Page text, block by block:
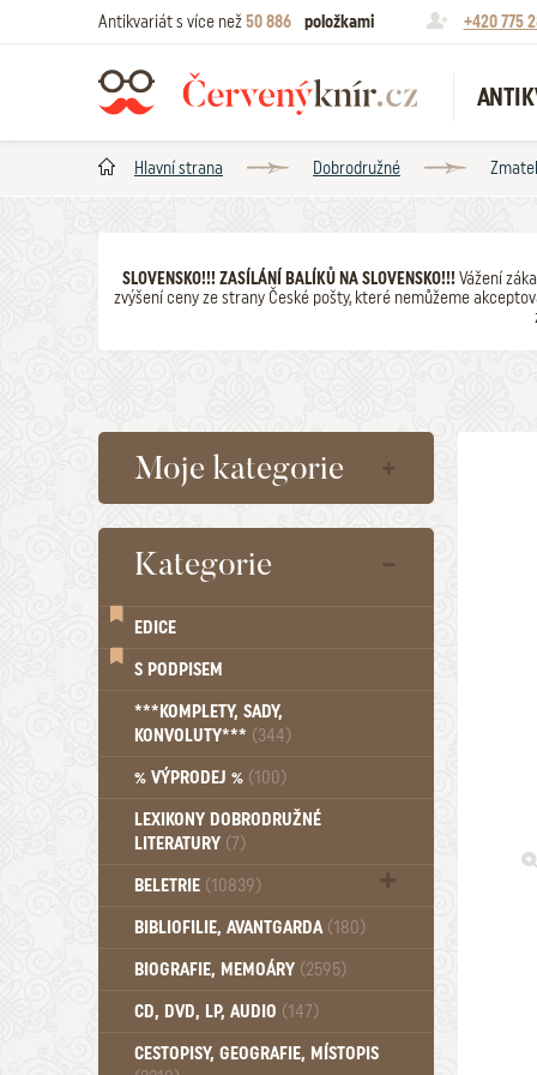
Antikvariát s více než50 886 položkami +420 775
Hlavní strana Dobrodružné
SLOVENSKO!!! ZASÍLÁNÍ BALÍKŮ NA SLOVENSKO!!! Vážení
zvýšení ceny ze strany České pošty, které nemůžeme
Moje kategorie
Kategorie
EDICE
S PODPISEM
***KOMPLETY, SADY,
KONVOLUTY*** (344)
% VÝPRODEJ % (100)
LEXIKONY DOBRODRUŽNÉ
LITERATURY (7)
BELETRIE (10839)
Beletrie - Historická (1389)
Beletrie - Povídky (1754)
Beletrie - Válečné romány (489)
Beletrie - Ženské a dívčí romány
BIBLIOFILIE, AVANTGARDA (180)
BIOGRAFIE, MEMOÁRY (2595)
CD, DVD, LP, AUDIO (147)
CESTOPISY, GEOGRAFIE, MÍSTOPIS